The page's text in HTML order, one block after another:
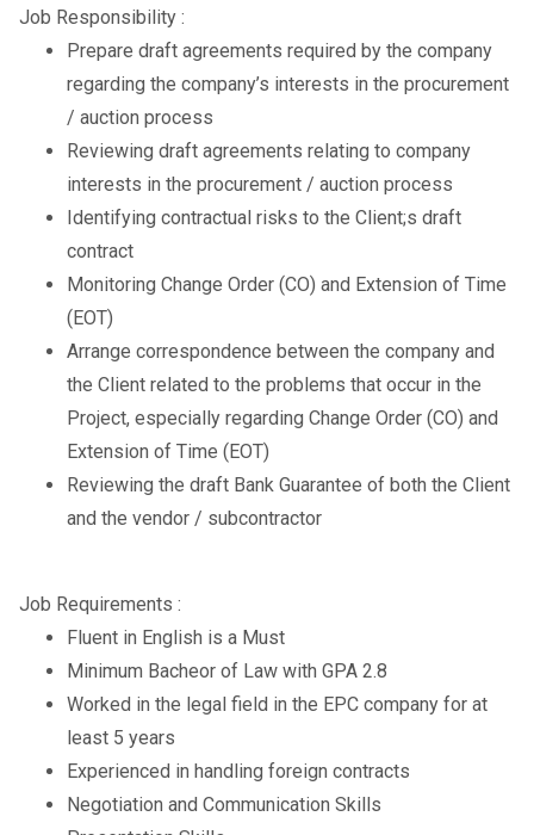
Job Responsibility :
Prepare draft agreements required by the company
regarding the company’s interests in the procurement
/ auction process
Reviewing draft agreements relating to company
interests in the procurement / auction process
Identifying contractual risks to the Client;s draft
contract
Monitoring Change Order (CO) and Extension of Time
(EOT)
Arrange correspondence between the company and
the Client related to the problems that occur in the
Project, especially regarding Change Order (CO) and
Extension of Time (EOT)
Reviewing the draft Bank Guarantee of both the Client
and the vendor / subcontractor
Job Requirements :
Fluent in English is a Must
Minimum Bacheor of Law with GPA 2.8
Worked in the legal field in the EPC company for at
least 5 years
Experienced in handling foreign contracts
Negotiation and Communication Skills